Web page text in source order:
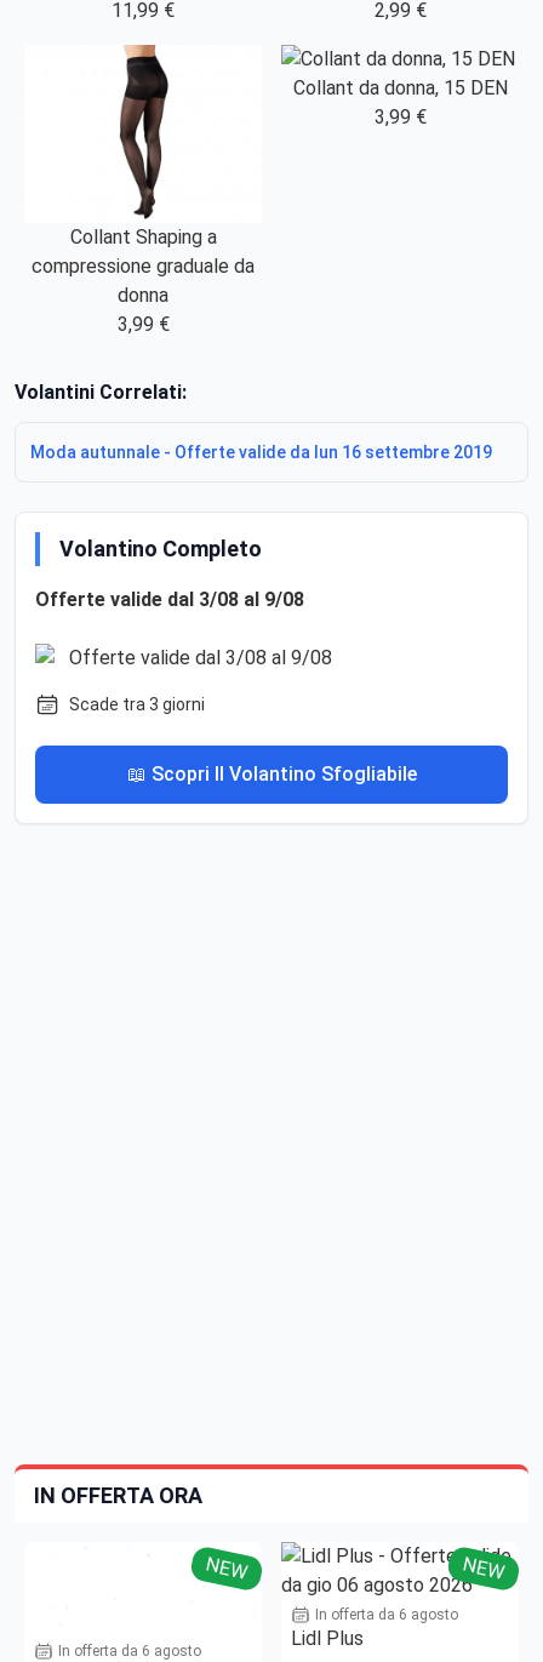
11,99 € 2,99 €
Collant Shaping a
compressione graduale da
donna
3,99 €
Collant da donna, 15 DEN
3,99 €
Volantini Correlati:
Moda autunnale - Offerte valide da lun 16 settembre 2019
Volantino Completo
Offerte valide dal 3/08 al 9/08
Scade tra 3 giorni
📖 Scopri Il Volantino Sfogliabile
IN OFFERTA ORA
NEW
In offerta da 6 agosto
NEW
In offerta da 6 agosto
Lidl Plus